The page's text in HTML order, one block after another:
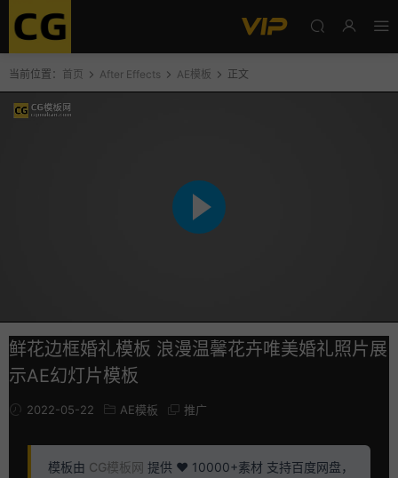
当前位置： 首页 After Effects AE模板 正文
鲜花边框婚礼模板 浪漫温馨花卉唯美婚礼照片展
示AE幻灯片模板
2022-05-22 AE模板 推广
模板由 CG模板网 提供 ❤️ 10000+素材 支持百度网盘，